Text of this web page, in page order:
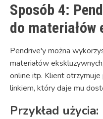
Sposób 4:
do materiałów
Pendrive'y można
materiałów
online itp. Klient
linkiem, który daje mu
Przykład użycia: